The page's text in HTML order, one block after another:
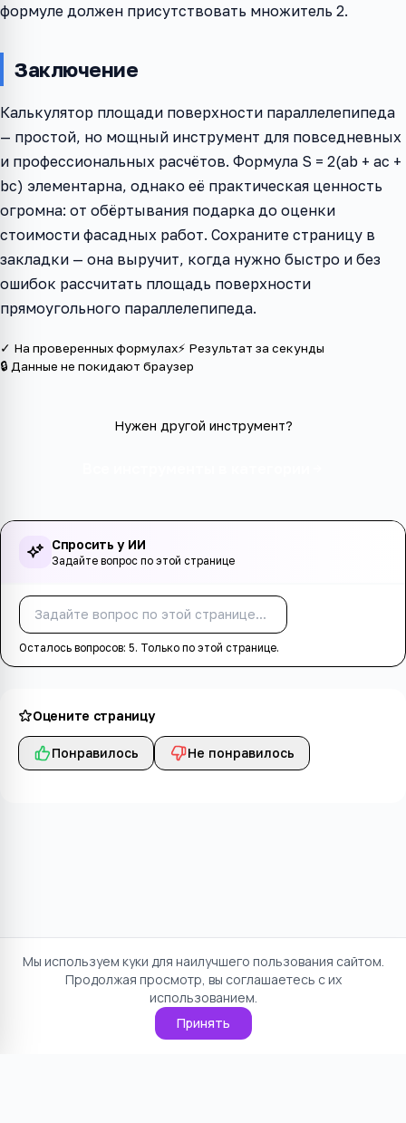
формуле должен присутствовать множитель 2.
Заключение
Калькулятор площади поверхности параллелепипеда
— простой, но мощный инструмент для повседневных
и профессиональных расчётов. Формула S = 2(ab + ac +
bc) элементарна, однако её практическая ценность
огромна: от обёртывания подарка до оценки
стоимости фасадных работ. Сохраните страницу в
закладки — она выручит, когда нужно быстро и без
ошибок рассчитать площадь поверхности
прямоугольного параллелепипеда.
✓ На проверенных формулах⚡ Результат за секунды
🔒 Данные не покидают браузер
Нужен другой инструмент?
Спросить у ИИ
Задайте вопрос по этой странице
Осталось вопросов: 5. Только по этой странице.
Оцените страницу
Понравилось Не понравилось
Мы используем куки для наилучшего пользования сайтом.
Продолжая просмотр, вы соглашаетесь с их
использованием.
Принять